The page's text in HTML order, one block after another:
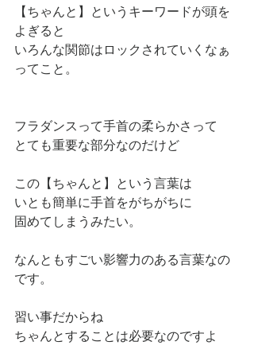
【ちゃんと】というキーワードが頭を
よぎると
いろんな関節はロックされていくなぁ
ってこと。
フラダンスって手首の柔らかさって
とても重要な部分なのだけど
この【ちゃんと】という言葉は
いとも簡単に手首をがちがちに
固めてしまうみたい。
なんともすごい影響力のある言葉なの
です。
習い事だからね
ちゃんとすることは必要なのですよ